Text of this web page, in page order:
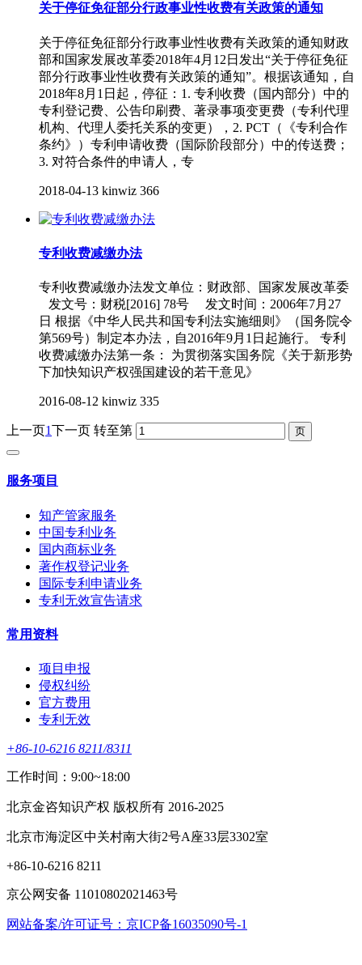
关于停征免征部分行政事业性收费有关政策的通知
关于停征免征部分行政事业性收费有关政策的通知财政
部和国家发展改革委2018年4月12日发出“关于停征免征
部分行政事业性收费有关政策的通知”。根据该通知，自
2018年8月1日起，停征：1. 专利收费（国内部分）中的
专利登记费、公告印刷费、著录事项变更费（专利代理
机构、代理人委托关系的变更），2. PCT（《专利合作
条约》）专利申请收费（国际阶段部分）中的传送费；
3. 对符合条件的申请人，专
2018-04-13 kinwiz 366
专利收费减缴办法
专利收费减缴办法发文单位：财政部、国家发展改革委
发文号：财税[2016] 78号 发文时间：2006年7月27
日 根据《中华人民共和国专利法实施细则》（国务院令
第569号）制定本办法，自2016年9月1日起施行。 专利
收费减缴办法第一条： 为贯彻落实国务院《关于新形势
下加快知识产权强国建设的若干意见》
2016-08-12 kinwiz 335
上一页1下一页 转至第
服务项目
知产管家服务
中国专利业务
国内商标业务
著作权登记业务
国际专利申请业务
专利无效宣告请求
常用资料
项目申报
侵权纠纷
官方费用
专利无效
+86-10-6216 8211/8311
工作时间：9:00~18:00
北京金咨知识产权 版权所有 2016-2025
北京市海淀区中关村南大街2号A座33层3302室
+86-10-6216 8211
京公网安备 11010802021463号
网站备案/许可证号：京ICP备16035090号-1